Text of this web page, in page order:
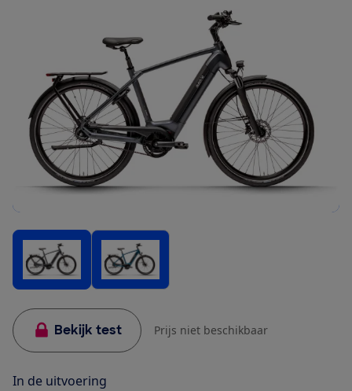
Bekijk test Prijs niet beschikbaar
In de uitvoering